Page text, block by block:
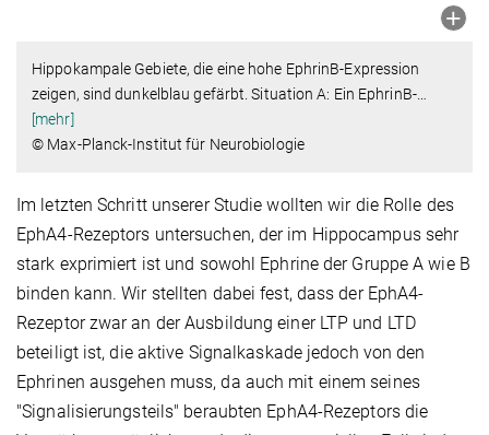
Hippokampale Gebiete, die eine hohe EphrinB-Expression
zeigen, sind dunkelblau gefärbt. Situation A: Ein EphrinB-…
[mehr]
© Max-Planck-Institut für Neurobiologie
Im letzten Schritt unserer Studie wollten wir die Rolle des
EphA4-Rezeptors untersuchen, der im Hippocampus sehr
stark exprimiert ist und sowohl Ephrine der Gruppe A wie B
binden kann. Wir stellten dabei fest, dass der EphA4-
Rezeptor zwar an der Ausbildung einer LTP und LTD
beteiligt ist, die aktive Signalkaskade jedoch von den
Ephrinen ausgehen muss, da auch mit einem seines
"Signalisierungsteils" beraubten EphA4-Rezeptors die